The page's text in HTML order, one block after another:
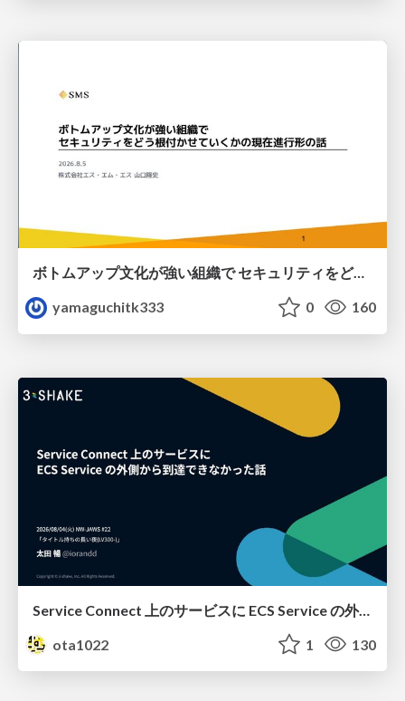
ボトムアップ文化が強い組織で セキュリティをどう根付かせていくかの現在進行形の話 / Making Security Stick in a Bottom-Up Organization
yamaguchitk333
0 160
Service Connect 上のサービスに ECS Service の外側から到達できなかった話
ota1022
1 130